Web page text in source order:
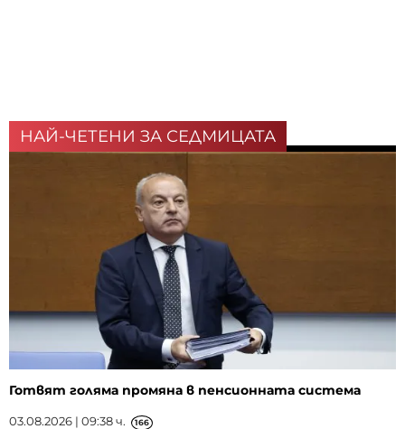
НАЙ-ЧЕТЕНИ ЗА СЕДМИЦАТА
Готвят голяма промяна в пенсионната система
03.08.2026 | 09:38 ч. 166